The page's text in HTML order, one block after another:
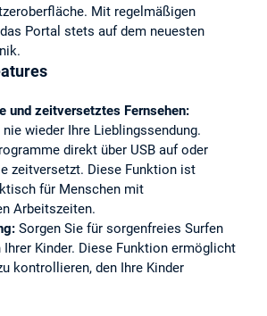
Mit regelmäßigen
Portal stets auf dem neuesten
und zeitversetztes Fernsehen:
wieder Ihre Lieblingssendung.
direkt über USB auf oder
zeitversetzt. Diese Funktion ist
für Menschen mit
Arbeitszeiten.
Sorgen Sie für sorgenfreies Surfen
Ihrer Kinder. Diese Funktion ermöglicht
kontrollieren, den Ihre Kinder